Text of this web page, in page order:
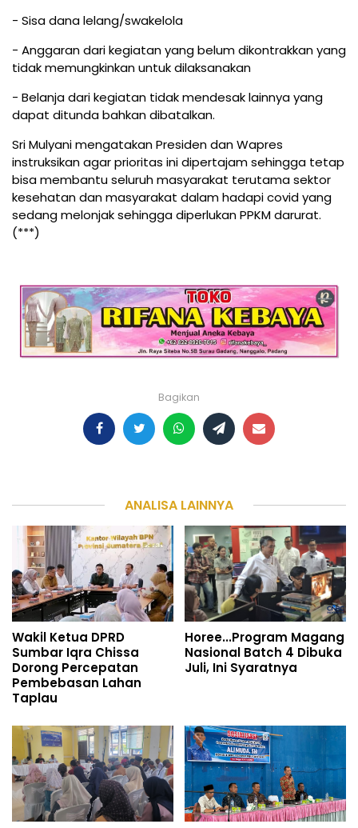
- Sisa dana lelang/swakelola
- Anggaran dari kegiatan yang belum dikontrakkan yang
tidak memungkinkan untuk dilaksanakan
- Belanja dari kegiatan tidak mendesak lainnya yang
dapat ditunda bahkan dibatalkan.
Sri Mulyani mengatakan Presiden dan Wapres
instruksikan agar prioritas ini dipertajam sehingga tetap
bisa membantu seluruh masyarakat terutama sektor
kesehatan dan masyarakat dalam hadapi covid yang
sedang melonjak sehingga diperlukan PPKM darurat.
(***)
Bagikan
ANALISA LAINNYA
Wakil Ketua DPRD
Sumbar Iqra Chissa
Dorong Percepatan
Pembebasan Lahan
Taplau
Horee...Program Magang
Nasional Batch 4 Dibuka
Juli, Ini Syaratnya